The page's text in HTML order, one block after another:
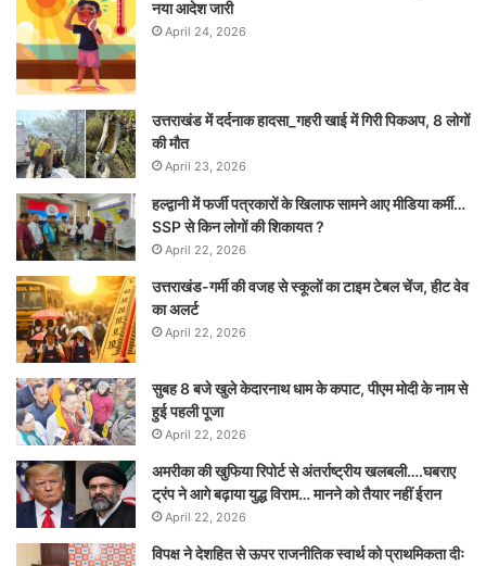
नया आदेश जारी
April 24, 2026
उत्तराखंड में दर्दनाक हादसा_गहरी खाई में गिरी पिकअप, 8 लोगों
की मौत
April 23, 2026
हल्द्वानी में फर्जी पत्रकारों के खिलाफ सामने आए मीडिया कर्मी…
SSP से किन लोगों की शिकायत ?
April 22, 2026
उत्तराखंड-गर्मी की वजह से स्कूलों का टाइम टेबल चेंज, हीट वेव
का अलर्ट
April 22, 2026
सुबह 8 बजे खुले केदारनाथ धाम के कपाट, पीएम मोदी के नाम से
हुई पहली पूजा
April 22, 2026
अमरीका की खुफिया रिपोर्ट से अंतर्राष्ट्रीय खलबली….घबराए
ट्रंप ने आगे बढ़ाया युद्ध विराम… मानने को तैयार नहीं ईरान
April 22, 2026
विपक्ष ने देशहित से ऊपर राजनीतिक स्वार्थ को प्राथमिकता दीः